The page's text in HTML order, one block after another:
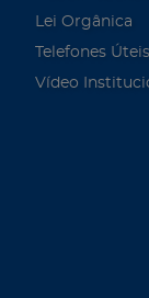
Lei Orgânica
Telefones Úteis
Vídeo